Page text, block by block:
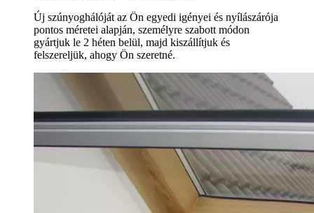
Új szúnyoghálóját az Ön egyedi igényei és nyílászárója
pontos méretei alapján, személyre szabott módon
gyártjuk le 2 héten belül, majd kiszállítjuk és
felszereljük, ahogy Ön szeretné.